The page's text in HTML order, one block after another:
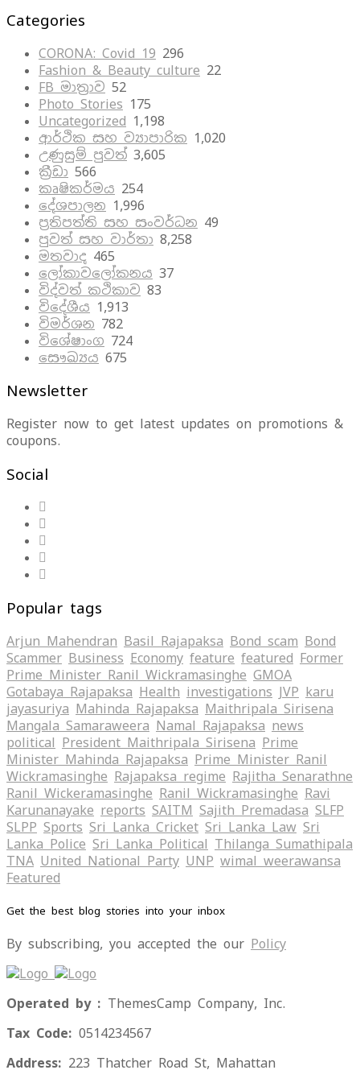
Categories
CORONA: Covid 19 296
Fashion & Beauty culture 22
FB මාත්‍රාව 52
Photo Stories 175
Uncategorized 1,198
ආර්ථික සහ ව්‍යාපාරික 1,020
උණුසුම් පුවත් 3,605
ක්‍රීඩා 566
කෘෂිකර්මය 254
දේශපාලන 1,996
ප්‍රතිපත්ති සහ සංවර්ධන 49
පුවත් සහ වාර්තා 8,258
මතවාද 465
ලෝකාවලෝකනය 37
විද්වත් කථිකාව 83
විදේශීය 1,913
විමර්ශන 782
විශේෂාංග 724
සෞඛ්‍යය 675
Newsletter
Register now to get latest updates on promotions &
coupons.
Social
Popular tags
Arjun Mahendran Basil Rajapaksa Bond scam Bond
Scammer Business Economy feature featured Former
Prime Minister Ranil Wickramasinghe GMOA
Gotabaya Rajapaksa Health investigations JVP karu
jayasuriya Mahinda Rajapaksa Maithripala Sirisena
Mangala Samaraweera Namal Rajapaksa news
political President Maithripala Sirisena Prime
Minister Mahinda Rajapaksa Prime Minister Ranil
Wickramasinghe Rajapaksa regime Rajitha Senarathne
Ranil Wickeramasinghe Ranil Wickramasinghe Ravi
Karunanayake reports SAITM Sajith Premadasa SLFP
SLPP Sports Sri Lanka Cricket Sri Lanka Law Sri
Lanka Police Sri Lanka Political Thilanga Sumathipala
TNA United National Party UNP wimal weerawansa
‍Featured
Get the best blog stories into your inbox
By subscribing, you accepted the our Policy
Operated by : ThemesCamp Company, Inc.
Tax Code: 0514234567
Address: 223 Thatcher Road St, Mahattan